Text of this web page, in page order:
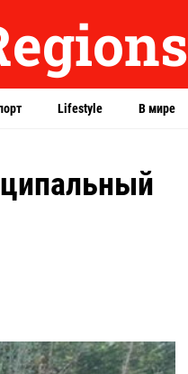
Lifestyle В мире